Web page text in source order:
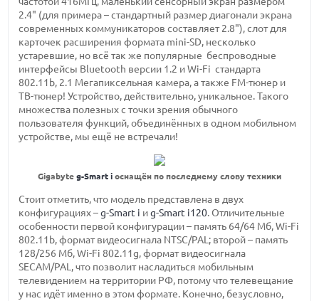
2.4" (для примера – стандартный размер диагонали экрана
современных коммуникаторов составляет 2.8"), слот для
карточек расширения формата mini-SD, несколько
устаревшие, но всё так же популярные беспроводные
интерфейсы Bluetooth версии 1.2 и Wi-Fi стандарта
802.11b, 2.1 Мегапиксельная камера, а также FM-тюнер и
ТВ-тюнер! Устройство, действительно, уникальное. Такого
множества полезных с точки зрения обычного
пользователя функций, объединённых в одном мобильном
устройстве, мы ещё не встречали!
Gigabyte g-Smart i оснащён по последнему слову техники
Стоит отметить, что модель представлена в двух
конфигурациях –g-Smart i иg-Smart i120. Отличительные
особенности первой конфигурации – память 64/64 Мб, Wi-Fi
802.11b, формат видеосигнала NTSC/PAL; второй – память
128/256 Мб, Wi-Fi 802.11g, формат видеосигнала
SECAM/PAL, что позволит насладиться мобильным
телевидением на территории РФ, потому что телевещание
у нас идёт именно в этом формате. Конечно, безусловно,